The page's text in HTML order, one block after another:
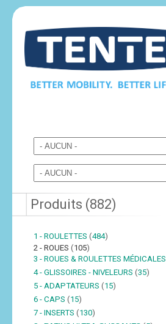
Produits (882)
1 - ROULETTES (484)
2 - ROUES (105)
3 - ROUES & ROULETTES MÉDICALES
4 - GLISSOIRES - NIVELEURS (35)
5 - ADAPTATEURS (15)
6 - CAPS (15)
7 - INSERTS (130)